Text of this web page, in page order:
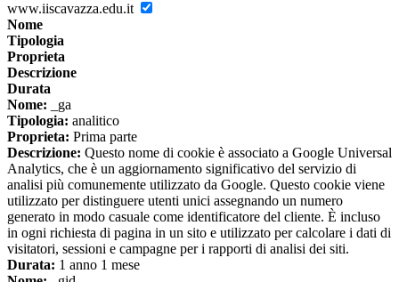
www.iiscavazza.edu.it
Nome
Tipologia
Proprieta
Descrizione
Durata
Nome: _ga
Tipologia: analitico
Proprieta: Prima parte
Descrizione: Questo nome di cookie è associato a Google Universal
Analytics, che è un aggiornamento significativo del servizio di
analisi più comunemente utilizzato da Google. Questo cookie viene
utilizzato per distinguere utenti unici assegnando un numero
generato in modo casuale come identificatore del cliente. È incluso
in ogni richiesta di pagina in un sito e utilizzato per calcolare i dati di
visitatori, sessioni e campagne per i rapporti di analisi dei siti.
Durata: 1 anno 1 mese